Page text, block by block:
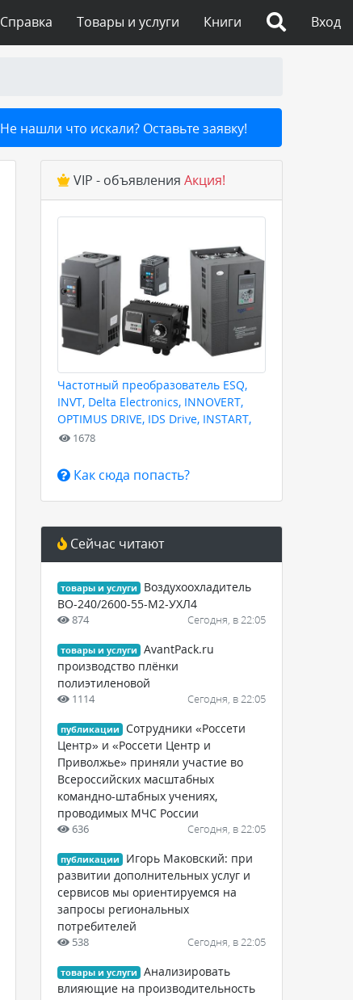
Вход
Книги
Товары и услуги
Справка
Не нашли что искали? Оставьте заявку!
VIP - объявления Акция!
Частотный преобразователь ESQ,
INVT, Delta Electronics, INNOVERT,
OPTIMUS DRIVE, IDS Drive, INSTART,
HYUNDAI для любых задач
1678
Как сюда попасть?
Сейчас читают
товары и услуги
Воздухоохладитель
ВО-240/2600-55-М2-УХЛ4
874 Сегодня, в 22:05
товары и услуги
AvantPack.ru
производство плёнки
полиэтиленовой
1114 Сегодня, в 22:05
публикации
Сотрудники «Россети
Центр» и «Россети Центр и
Приволжье» приняли участие во
Всероссийских масштабных
командно-штабных учениях,
проводимых МЧС России
636 Сегодня, в 22:05
публикации
Игорь Маковский: при
развитии дополнительных услуг и
сервисов мы ориентируемся на
запросы региональных
потребителей
538 Сегодня, в 22:05
товары и услуги
Анализировать
влияющие на производительность